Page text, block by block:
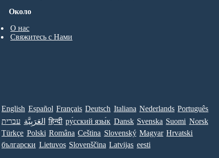
Около
О нас
Свяжитесь с Нами
English Español Français Deutsch Italiana Nederlands Português
עברית العَرَبِيَّة हिन्दी ру́сский язы́к Dansk Svenska Suomi Norsk
Türkçe Polski Româna Ceština Slovenský Magyar Hrvatski
български Lietuvos Slovenščina Latvijas eesti